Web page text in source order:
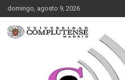
Saltar
al
contenido
domingo, agosto 9, 2026